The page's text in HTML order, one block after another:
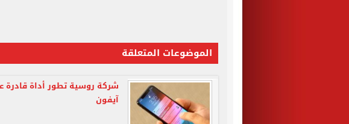
الموضوعات المتعلقة
شركة روسية تطور أداة
آيفون